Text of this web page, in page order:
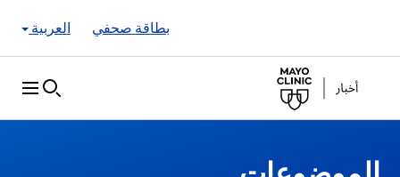
العربية
بطاقة صحفي